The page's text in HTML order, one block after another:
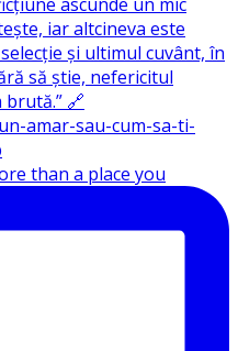
than a place you